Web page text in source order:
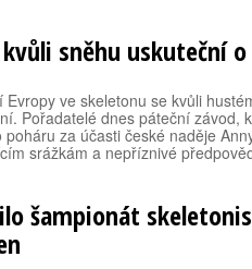
sněhu uskuteční
Evropy ve skeletonu se kvůli
Pořadatelé dnes páteční závod,
poháru za účasti české naděje
srážkám a nepříznivé
šampionát